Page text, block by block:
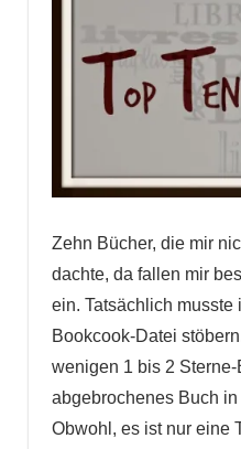
Zehn Bücher, die mir
dachte, da fallen mir
ein. Tatsächlich
Bookcook-Datei
wenigen 1 bis 2
abgebrochenes Buch
Obwohl, es ist nur eine